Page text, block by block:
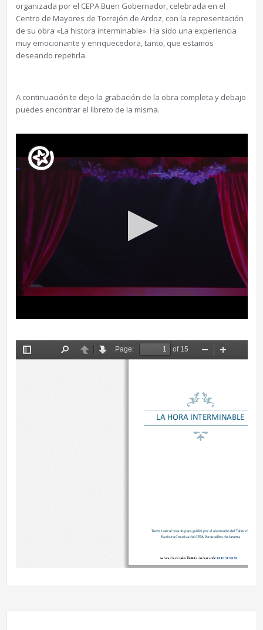
organizada por el CEPA Buen Gobernador, celebrada en el
Centro de Mayores de Torrejón de Ardoz, con la representación
de su obra «La histora interminable». Ha sido una experiencia
muy emocionante y enriquecedora, tanto, que estamos
deseando repetirla.
A continuación te dejo la grabación de la obra completa y debajo
puedes encontrar el libreto de la misma.